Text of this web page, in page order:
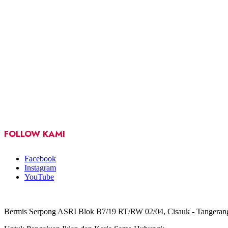
FOLLOW KAMI
Facebook
Instagram
YouTube
Bermis Serpong ASRI Blok B7/19 RT/RW 02/04, Cisauk -